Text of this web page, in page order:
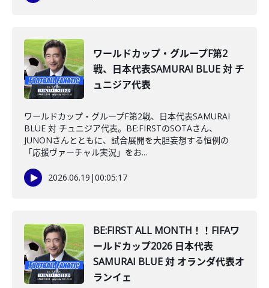
ワールドカップ・グループF第2
戦、日本代表SAMURAI BLUE 対 チ
ュニジア代表
ワールドカップ・グループF第2戦、日本代表SAMURAI
BLUE 対 チュニジア代表。BE:FIRSTのSOTAさん、
JUNONさんとともに、試合展開を大胆妄想する恒例の
「応援ヴァーチャル実況」をお...
2026.06.19 |00:05:17
BE:FIRST ALL MONTH！！FIFAワ
ールドカップ2026 日本代表
SAMURAI BLUE 対 オランダ代表オ
ランイェ